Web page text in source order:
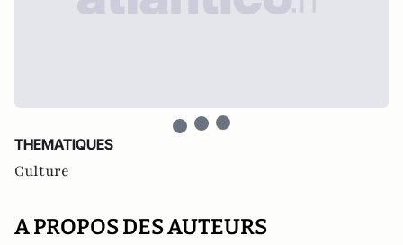
THEMATIQUES
Culture
A PROPOS DES AUTEURS